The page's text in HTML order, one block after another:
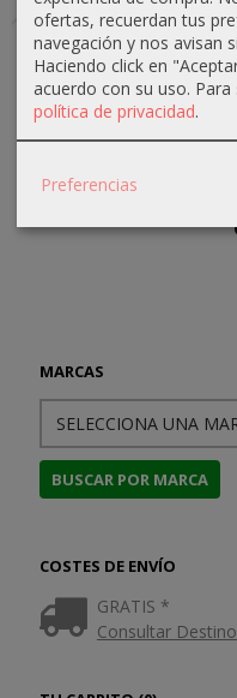
MARCAS
COSTES DE ENVÍO
GRATIS *
Consultar
Historia
General de
los Piratas
18,53 €
Pack
de
(dos
63,00
ofertas, recuerdan tus
navegación y nos avisan
Haciendo click en
acuerdo con su uso.
política de privacidad.
Preferencias